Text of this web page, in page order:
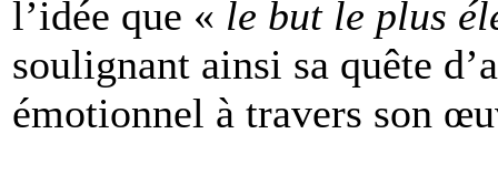
l’idée que « le but le plus
soulignant ainsi sa quête
émotionnel à travers son